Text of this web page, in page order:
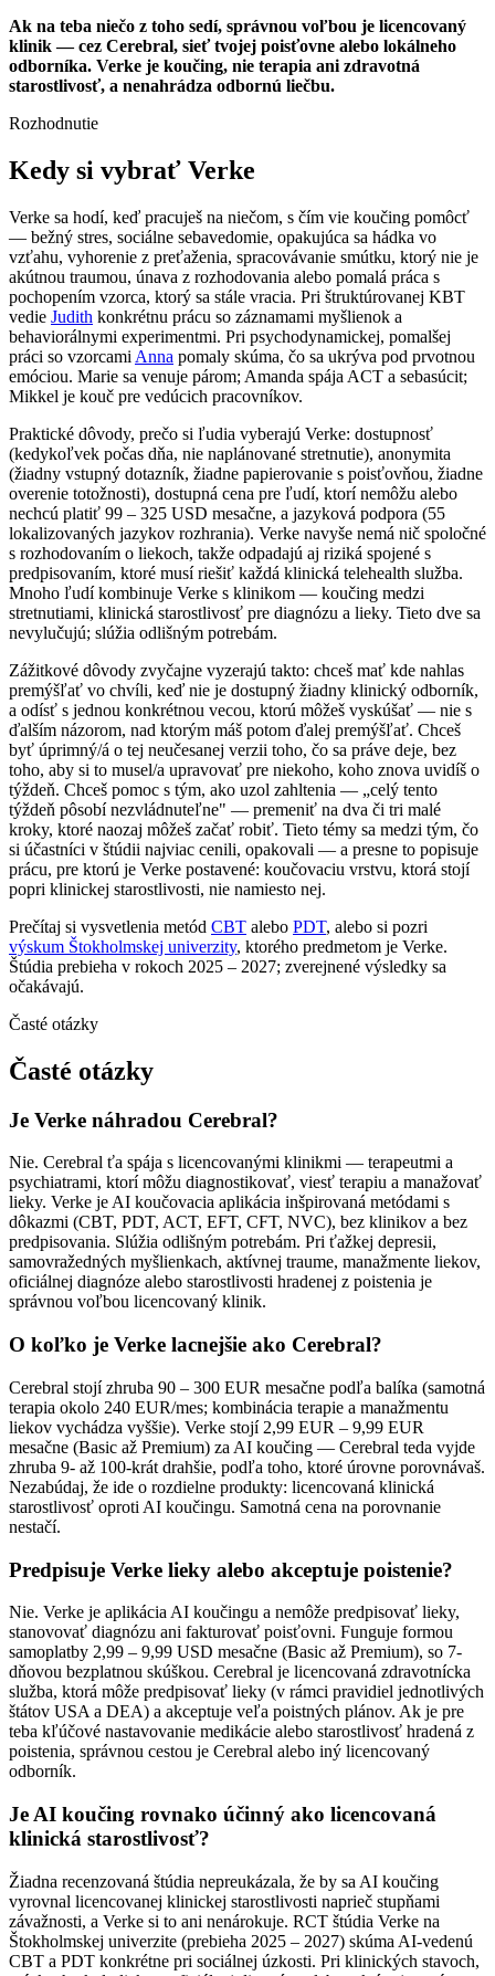
Ak na teba niečo z toho sedí, správnou voľbou je licencovaný
klinik — cez Cerebral, sieť tvojej poisťovne alebo lokálneho
odborníka. Verke je koučing, nie terapia ani zdravotná
starostlivosť, a nenahrádza odbornú liečbu.
Rozhodnutie
Kedy si vybrať Verke
Verke sa hodí, keď pracuješ na niečom, s čím vie koučing pomôcť
— bežný stres, sociálne sebavedomie, opakujúca sa hádka vo
vzťahu, vyhorenie z preťaženia, spracovávanie smútku, ktorý nie je
akútnou traumou, únava z rozhodovania alebo pomalá práca s
pochopením vzorca, ktorý sa stále vracia. Pri štruktúrovanej KBT
vedie Judith konkrétnu prácu so záznamami myšlienok a
behaviorálnymi experimentmi. Pri psychodynamickej, pomalšej
práci so vzorcami Anna pomaly skúma, čo sa ukrýva pod prvotnou
emóciou. Marie sa venuje párom; Amanda spája ACT a sebasúcit;
Mikkel je kouč pre vedúcich pracovníkov.
Praktické dôvody, prečo si ľudia vyberajú Verke: dostupnosť
(kedykoľvek počas dňa, nie naplánované stretnutie), anonymita
(žiadny vstupný dotazník, žiadne papierovanie s poisťovňou, žiadne
overenie totožnosti), dostupná cena pre ľudí, ktorí nemôžu alebo
nechcú platiť 99 – 325 USD mesačne, a jazyková podpora (55
lokalizovaných jazykov rozhrania). Verke navyše nemá nič spoločné
s rozhodovaním o liekoch, takže odpadajú aj riziká spojené s
predpisovaním, ktoré musí riešiť každá klinická telehealth služba.
Mnoho ľudí kombinuje Verke s klinikom — koučing medzi
stretnutiami, klinická starostlivosť pre diagnózu a lieky. Tieto dve sa
nevylučujú; slúžia odlišným potrebám.
Zážitkové dôvody zvyčajne vyzerajú takto: chceš mať kde nahlas
premýšľať vo chvíli, keď nie je dostupný žiadny klinický odborník,
a odísť s jednou konkrétnou vecou, ktorú môžeš vyskúšať — nie s
ďalším názorom, nad ktorým máš potom ďalej premýšľať. Chceš
byť úprimný/á o tej neučesanej verzii toho, čo sa práve deje, bez
toho, aby si to musel/a upravovať pre niekoho, koho znova uvidíš o
týždeň. Chceš pomoc s tým, ako uzol zahltenia — „celý tento
týždeň pôsobí nezvládnuteľne" — premeniť na dva či tri malé
kroky, ktoré naozaj môžeš začať robiť. Tieto témy sa medzi tým, čo
si účastníci v štúdii najviac cenili, opakovali — a presne to popisuje
prácu, pre ktorú je Verke postavené: koučovaciu vrstvu, ktorá stojí
popri klinickej starostlivosti, nie namiesto nej.
Prečítaj si vysvetlenia metód CBT alebo PDT, alebo si pozri
výskum Štokholmskej univerzity, ktorého predmetom je Verke.
Štúdia prebieha v rokoch 2025 – 2027; zverejnené výsledky sa
očakávajú.
Časté otázky
Časté otázky
Je Verke náhradou Cerebral?
Nie. Cerebral ťa spája s licencovanými klinikmi — terapeutmi a
psychiatrami, ktorí môžu diagnostikovať, viesť terapiu a manažovať
lieky. Verke je AI koučovacia aplikácia inšpirovaná metódami s
dôkazmi (CBT, PDT, ACT, EFT, CFT, NVC), bez klinikov a bez
predpisovania. Slúžia odlišným potrebám. Pri ťažkej depresii,
samovražedných myšlienkach, aktívnej traume, manažmente liekov,
oficiálnej diagnóze alebo starostlivosti hradenej z poistenia je
správnou voľbou licencovaný klinik.
O koľko je Verke lacnejšie ako Cerebral?
Cerebral stojí zhruba 90 – 300 EUR mesačne podľa balíka (samotná
terapia okolo 240 EUR/mes; kombinácia terapie a manažmentu
liekov vychádza vyššie). Verke stojí 2,99 EUR – 9,99 EUR
mesačne (Basic až Premium) za AI koučing — Cerebral teda vyjde
zhruba 9- až 100-krát drahšie, podľa toho, ktoré úrovne porovnávaš.
Nezabúdaj, že ide o rozdielne produkty: licencovaná klinická
starostlivosť oproti AI koučingu. Samotná cena na porovnanie
nestačí.
Predpisuje Verke lieky alebo akceptuje poistenie?
Nie. Verke je aplikácia AI koučingu a nemôže predpisovať lieky,
stanovovať diagnózu ani fakturovať poisťovni. Funguje formou
samoplatby 2,99 – 9,99 USD mesačne (Basic až Premium), so 7-
dňovou bezplatnou skúškou. Cerebral je licencovaná zdravotnícka
služba, ktorá môže predpisovať lieky (v rámci pravidiel jednotlivých
štátov USA a DEA) a akceptuje veľa poistných plánov. Ak je pre
teba kľúčové nastavovanie medikácie alebo starostlivosť hradená z
poistenia, správnou cestou je Cerebral alebo iný licencovaný
odborník.
Je AI koučing rovnako účinný ako licencovaná
klinická starostlivosť?
Žiadna recenzovaná štúdia nepreukázala, že by sa AI koučing
vyrovnal licencovanej klinickej starostlivosti naprieč stupňami
závažnosti, a Verke si to ani nenárokuje. RCT štúdia Verke na
Štokholmskej univerzite (prebieha 2025 – 2027) skúma AI-vedenú
CBT a PDT konkrétne pri sociálnej úzkosti. Pri klinických stavoch,